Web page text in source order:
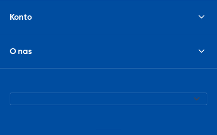
Konto
O nas